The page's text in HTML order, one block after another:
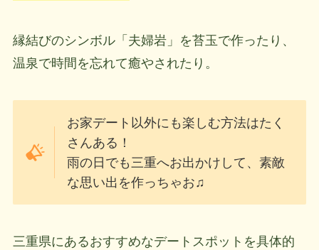
縁結びのシンボル「夫婦岩」を苔玉で作ったり、
温泉で時間を忘れて癒やされたり。
お家デート以外にも楽しむ方法はたく
さんある！
雨の日でも三重へお出かけして、素敵
な思い出を作っちゃお♫
三重県にあるおすすめなデートスポットを具体的